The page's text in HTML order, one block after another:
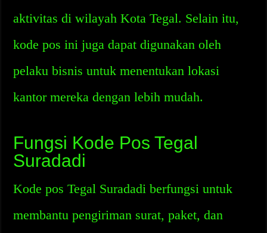
aktivitas di wilayah Kota Tegal. Selain itu,
kode pos ini juga dapat digunakan oleh
pelaku bisnis untuk menentukan lokasi
kantor mereka dengan lebih mudah.
Fungsi Kode Pos Tegal
Suradadi
Kode pos Tegal Suradadi berfungsi untuk
membantu pengiriman surat, paket, dan